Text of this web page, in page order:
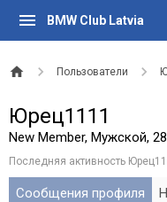
BMW Club Latvia
Пользователи
Юрец1111
New Member, Мужской, 28
Последняя активность
Сообщения профиля